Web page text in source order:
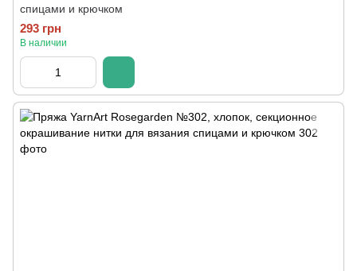
спицами и крючком
293 грн
В наличии